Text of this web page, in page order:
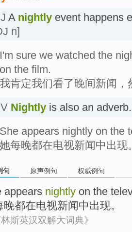
A nightly event happens
n]
I'm sure we watched the
on the film.
我肯定我们看了晚间新闻，
Nightly is also an
She appears nightly on the
她每晚都在电视新闻中出现
句 原声例句 权威例句
appears nightly on the
晚都在电视新闻中出现。
林斯英汉双解大词典》